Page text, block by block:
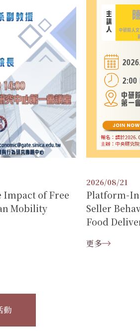
Impact of Free
Mobility
2026/08/21
Platform-
Seller
Food
更多
動